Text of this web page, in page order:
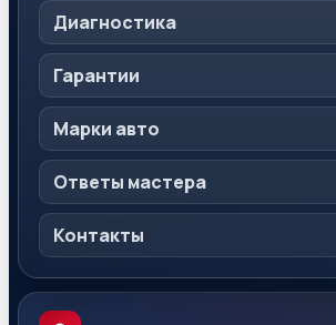
Диагностика
Гарантии
Марки авто
Ответы мастера
Контакты